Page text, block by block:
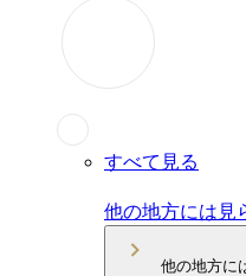
すべて見る
他の地方には見
他の地方に